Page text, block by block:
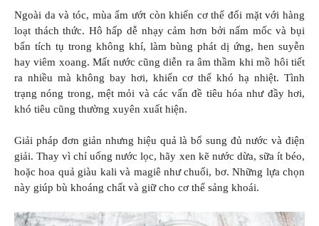
Ngoài da và tóc, mùa ẩm ướt còn khiến cơ thể đối mặt với hàng
loạt thách thức. Hô hấp dễ nhạy cảm hơn bởi nấm mốc và bụi
bẩn tích tụ trong không khí, làm bùng phát dị ứng, hen suyễn
hay viêm xoang. Mất nước cũng diễn ra âm thầm khi mồ hôi tiết
ra nhiều mà không bay hơi, khiến cơ thể khó hạ nhiệt. Tình
trạng nóng trong, mệt mỏi và các vấn đề tiêu hóa như đầy hơi,
khó tiêu cũng thường xuyên xuất hiện.
Giải pháp đơn giản nhưng hiệu quả là bổ sung đủ nước và điện
giải. Thay vì chỉ uống nước lọc, hãy xen kẽ nước dừa, sữa ít béo,
hoặc hoa quả giàu kali và magiê như chuối, bơ. Những lựa chọn
này giúp bù khoáng chất và giữ cho cơ thể sảng khoái.